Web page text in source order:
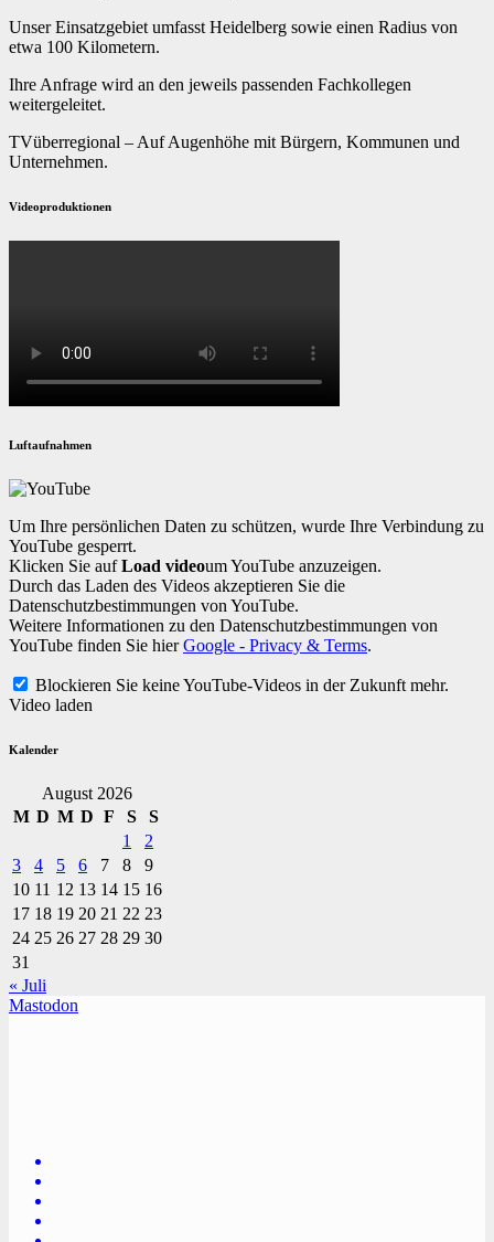
Unser Einsatzgebiet umfasst Heidelberg sowie einen Radius von
etwa 100 Kilometern.
Ihre Anfrage wird an den jeweils passenden Fachkollegen
weitergeleitet.
TVüberregional – Auf Augenhöhe mit Bürgern, Kommunen und
Unternehmen.
Videoproduktionen
Luftaufnahmen
Um Ihre persönlichen Daten zu schützen, wurde Ihre Verbindung zu
YouTube gesperrt.
Klicken Sie aufLoad videoum YouTube anzuzeigen.
Durch das Laden des Videos akzeptieren Sie die
Datenschutzbestimmungen von YouTube.
Weitere Informationen zu den Datenschutzbestimmungen von
YouTube finden Sie hierGoogle - Privacy & Terms.
Blockieren Sie keine YouTube-Videos in der Zukunft mehr.
Video laden
Kalender
August 2026
M D M D F S
S
1
2
3
4 5 6 7 8
9
10 11 12 13 14 15 16
17 18 19 20 21 22 23
24 25 26 27 28 29 30
31
« Juli
Mastodon